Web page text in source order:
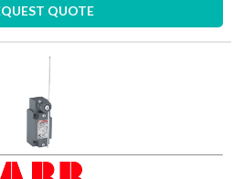
QUOTE